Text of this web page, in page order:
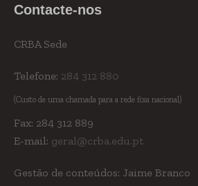
Contacte-nos
CRBA Sede
Telefone: 284 312 880
(Custo de uma chamada para a rede fixa nacional)
Fax: 284 312 889
E-mail: geral@crba.edu.pt
Gestão de conteúdos: Jaime Branco